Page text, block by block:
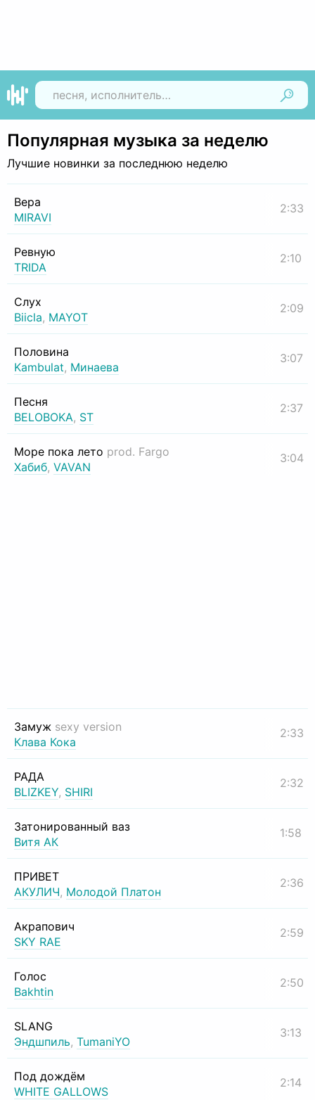
Популярная музыка за неделю
Лучшие новинки за последнюю неделю
Вера
MIRAVI
2:33
Ревную
TRIDA
2:10
Слух
Biicla, MAYOT
2:09
Половина
Kambulat, Минаева
3:07
Песня
BELOBOKA, ST
2:37
Море пока лето prod. Fargo
Хабиб, VAVAN
3:04
Замуж sexy version
Клава Кока
2:33
РАДА
BLIZKEY, SHIRI
2:32
Затонированный ваз
Витя АК
1:58
ПРИВЕТ
АКУЛИЧ, Молодой Платон
2:36
Акрапович
SKY RAE
2:59
Голос
Bakhtin
2:50
SLANG
Эндшпиль, TumaniYO
3:13
Под дождём
WHITE GALLOWS
2:14